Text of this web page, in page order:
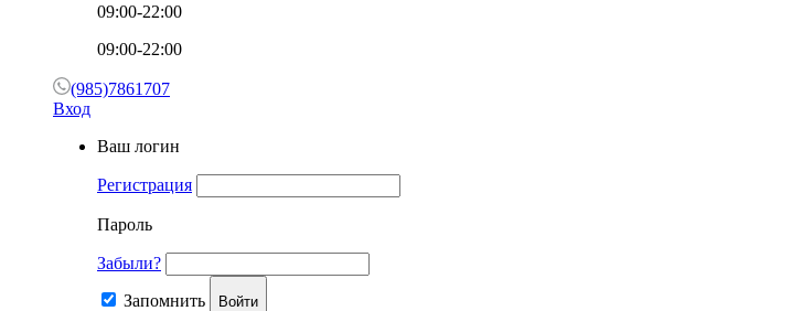
09:00-22:00
09:00-22:00
(985)7861707
Вход
Ваш логин
Регистрация
Пароль
Забыли?
Запомнить Войти